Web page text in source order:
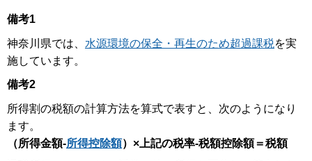
備考1
神奈川県では、 水源環境の保全・再生のため超過課税を実
施しています。
備考2
所得割の税額の計算方法を算式で表すと、次のようになり
ます。
（所得金額-所得控除額）×上記の税率-税額控除額＝税額